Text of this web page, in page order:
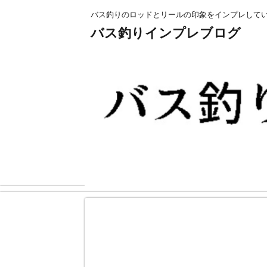
バス釣りのロッドとリールの印象をインプレして
バス釣りインプレブログ